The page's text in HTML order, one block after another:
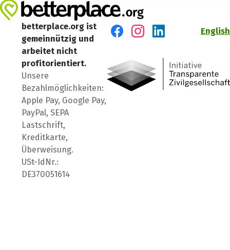
betterplace.org ist
gemeinnützig und
arbeitet nicht
profitorientiert.
Unsere
Bezahlmöglichkeiten:
Apple Pay, Google Pay,
PayPal, SEPA
Lastschrift,
Kreditkarte,
Überweisung.
USt-IdNr.:
DE370051614
English